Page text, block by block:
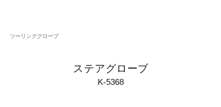
ツーリンググローブ
ステアグローブ
K-5368